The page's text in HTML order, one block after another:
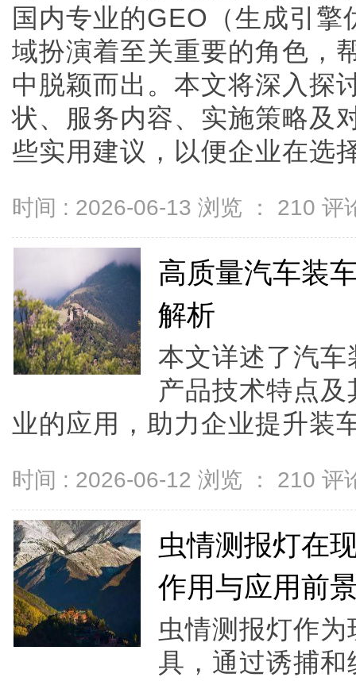
国内专业的GEO（生成引
域扮演着至关重要的角色，
中脱颖而出。本文将深入探
状、服务内容、实施策略及
些实用建议，以便企业在选
时间 : 2026-06-13 浏览 ： 210 评
高质量汽车装
解析
本文详述了汽
产品技术特点
业的应用，助力企业提升装
时间 : 2026-06-12 浏览 ： 210 评
虫情测报灯在
作用与应用前
虫情测报灯作
具，通过诱捕